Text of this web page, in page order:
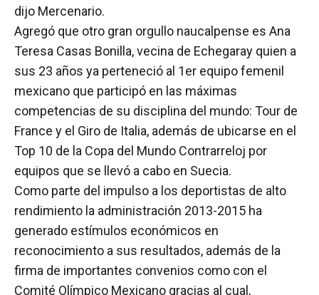
dijo Mercenario.
Agregó que otro gran orgullo naucalpense es Ana
Teresa Casas Bonilla, vecina de Echegaray quien a
sus 23 años ya perteneció al 1er equipo femenil
mexicano que participó en las máximas
competencias de su disciplina del mundo: Tour de
France y el Giro de Italia, además de ubicarse en el
Top 10 de la Copa del Mundo Contrarreloj por
equipos que se llevó a cabo en Suecia.
Como parte del impulso a los deportistas de alto
rendimiento la administración 2013-2015 ha
generado estímulos económicos en
reconocimiento a sus resultados, además de la
firma de importantes convenios como con el
Comité Olímpico Mexicano gracias al cual,